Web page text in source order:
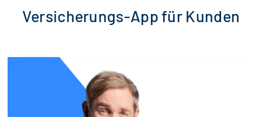
Versicherungs-App für Kunden